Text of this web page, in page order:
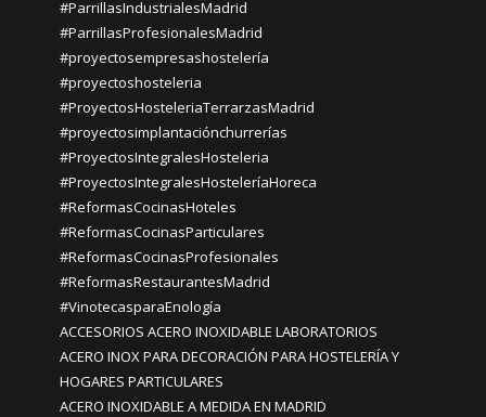
#ParrillasIndustrialesMadrid
#ParrillasProfesionalesMadrid
#proyectosempresashostelería
#proyectoshosteleria
#ProyectosHosteleriaTerrarzasMadrid
#proyectosimplantaciónchurrerías
#ProyectosIntegralesHosteleria
#ProyectosIntegralesHosteleríaHoreca
#ReformasCocinasHoteles
#ReformasCocinasParticulares
#ReformasCocinasProfesionales
#ReformasRestaurantesMadrid
#VinotecasparaEnología
ACCESORIOS ACERO INOXIDABLE LABORATORIOS
ACERO INOX PARA DECORACIÓN PARA HOSTELERÍA Y
HOGARES PARTICULARES
ACERO INOXIDABLE A MEDIDA EN MADRID